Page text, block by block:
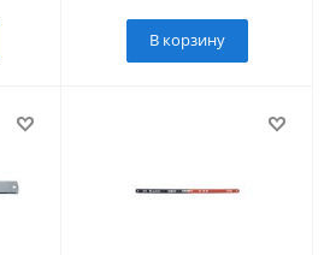
В корзину